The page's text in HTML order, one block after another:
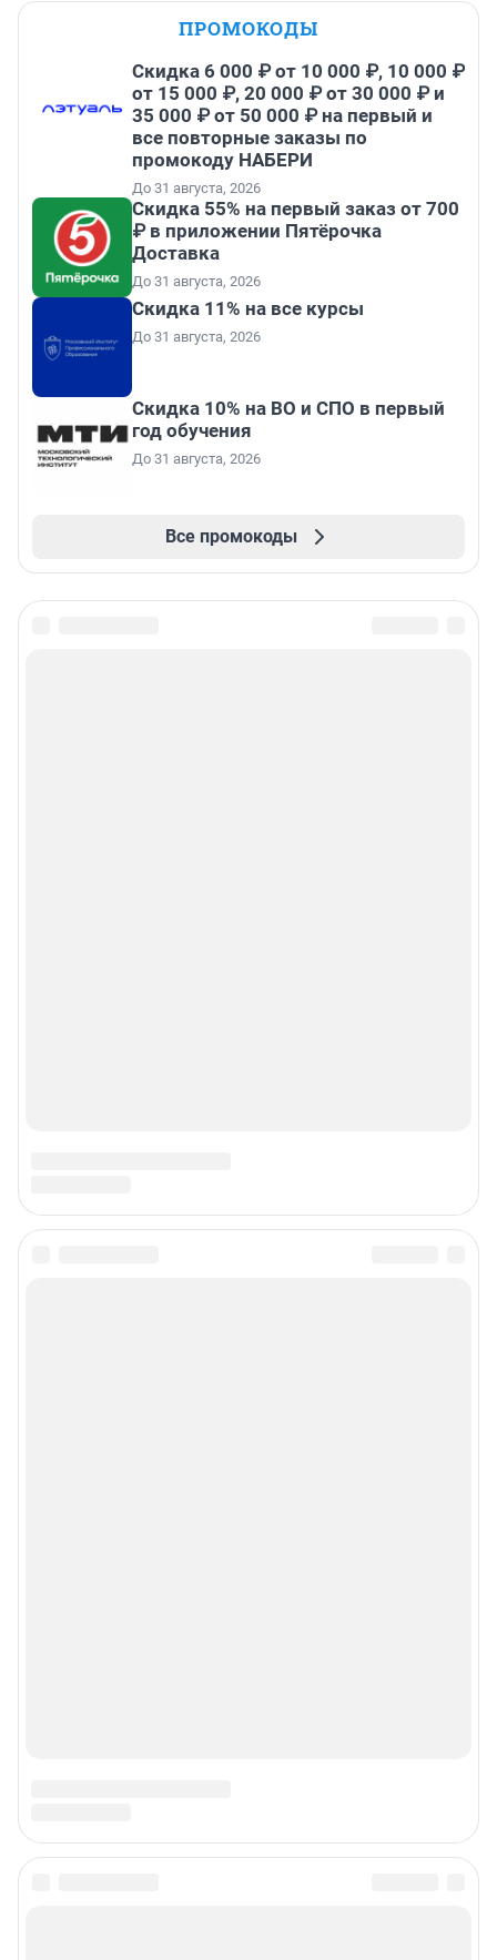
ПРОМОКОДЫ
Скидка 6 000 ₽ от 10 000 ₽, 10 000 ₽
от 15 000 ₽, 20 000 ₽ от 30 000 ₽ и
35 000 ₽ от 50 000 ₽ на первый и
все повторные заказы по
промокоду НАБЕРИ
До 31 августа, 2026
Скидка 55% на первый заказ от 700
₽ в приложении Пятёрочка
Доставка
До 31 августа, 2026
Скидка 11% на все курсы
До 31 августа, 2026
Скидка 10% на ВО и СПО в первый
год обучения
До 31 августа, 2026
Все промокоды